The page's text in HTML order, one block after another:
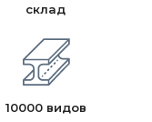
склад
10000 видов